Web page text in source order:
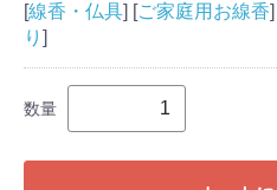
[線香・仏具] [ご家庭用お線香
り ]
数量